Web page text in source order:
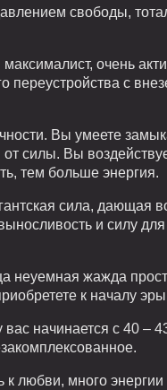
свободы,
очень
с
Вы умеете
силы. Вы
тем больше энергия.
сила, дающая
и силу
неуемная жажда
к началу
начинается с 40 –
любви, много